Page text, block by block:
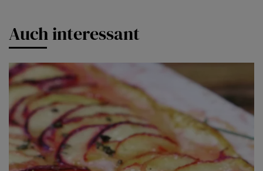
Auch interessant